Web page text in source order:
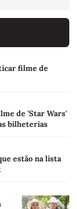
filme de
de 'Star Wars'
bilheterias
estão na lista